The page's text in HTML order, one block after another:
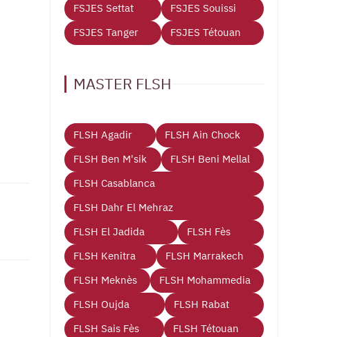
FSJES Settat
FSJES Souissi
FSJES Tanger
FSJES Tétouan
MASTER FLSH
FLSH Agadir
FLSH Ain Chock
FLSH Ben M'sik
FLSH Beni Mellal
FLSH Casablanca
FLSH Dahr El Mehraz
FLSH El Jadida
FLSH Fès
FLSH Kenitra
FLSH Marrakech
FLSH Meknès
FLSH Mohammedia
FLSH Oujda
FLSH Rabat
FLSH Sais Fès
FLSH Tétouan